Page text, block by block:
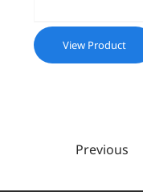
View Product
Previous